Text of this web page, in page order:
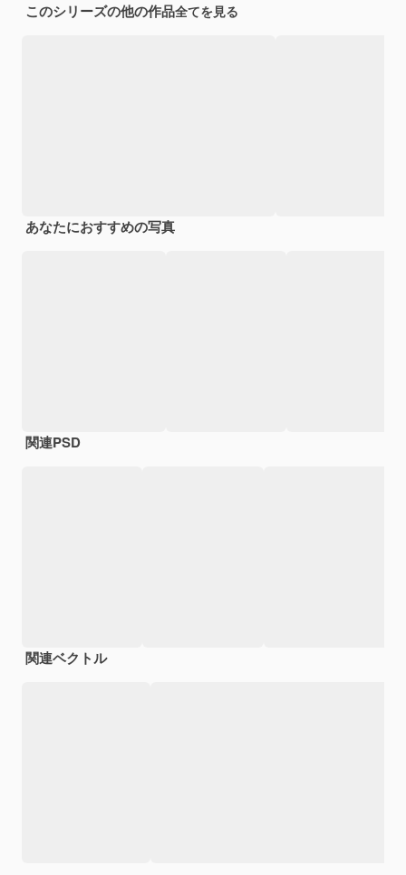
このシリーズの他の作品全てを見る
あなたにおすすめの写真
関連PSD
関連ベクトル